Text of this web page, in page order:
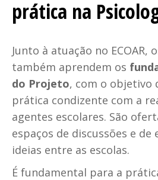
prática na
Junto à atuação no ECOAR,
também aprendem os
do Projeto, com o objetivo
prática condizente com a
agentes escolares. São
espaços de discussões e
ideias entre as escolas.
É fundamental para a